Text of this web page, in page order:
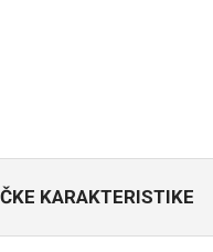
KARAKTERISTIKE